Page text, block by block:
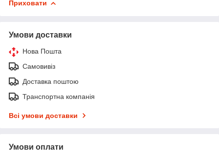
Приховати
Умови доставки
Нова Пошта
Самовивіз
Доставка поштою
Транспортна компанія
Всі умови доставки
Умови оплати